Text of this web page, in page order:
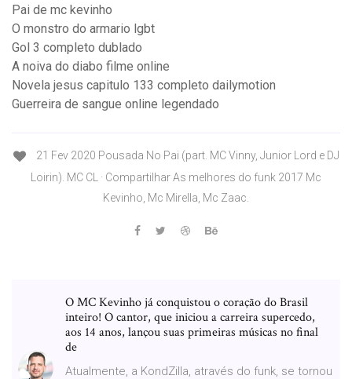
Pai de mc kevinho
O monstro do armario lgbt
Gol 3 completo dublado
A noiva do diabo filme online
Novela jesus capitulo 133 completo dailymotion
Guerreira de sangue online legendado
21 Fev 2020 Pousada No Pai (part. MC Vinny, Junior Lord e DJ
Loirin). MC CL · Compartilhar As melhores do funk 2017 Mc
Kevinho, Mc Mirella, Mc Zaac.
O MC Kevinho já conquistou o coração do Brasil
inteiro! O cantor, que iniciou a carreira supercedo,
aos 14 anos, lançou suas primeiras músicas no final
de
Atualmente, a KondZilla, através do funk, se tornou